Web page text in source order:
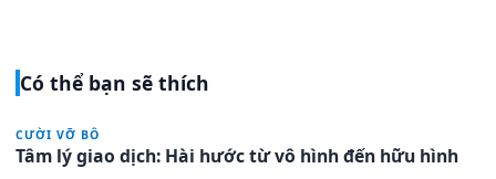
Có thể bạn sẽ thích
CƯỜI VỠ BÔ
Tâm lý giao dịch: Hài hước từ vô hình đến hữu hình